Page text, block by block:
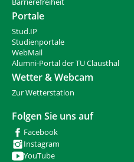
Barrierefreiheit
Portale
Stud.IP
Studienportale
WebMail
Alumni-Portal der TU Clausthal
Wetter & Webcam
Zur Wetterstation
Folgen Sie uns auf
Facebook
Instagram
YouTube